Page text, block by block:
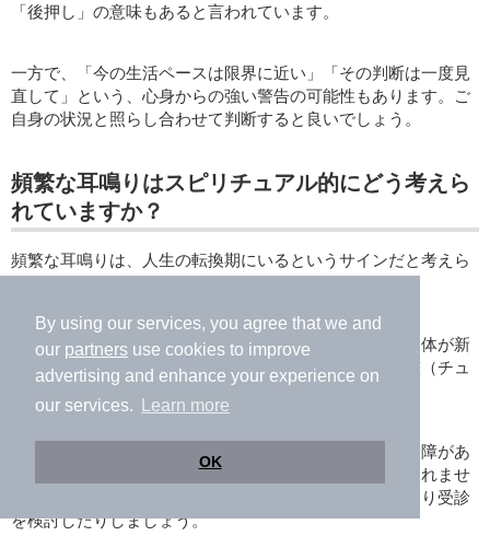
By using our services, you agree that we and
our partners use cookies to improve
advertising and enhance your experience on
our services.
Learn more
OK
「後押し」の意味もあると言われています。
一方で、「今の生活ペースは限界に近い」「その判断は一度見
直して」という、心身からの強い警告の可能性もあります。ご
自身の状況と照らし合わせて判断すると良いでしょう。
頻繁な耳鳴りはスピリチュアル的にどう考えら
れていますか？
頻繁な耳鳴りは、人生の転換期にいるというサインだと考えら
ラジオの周波数を合わせ続けているときのように、心と体が新
しい生活リズムや運気に馴染もうとして、つねに微調整（チュ
ーニング）をしている状態とも捉えられるのです。
ただし、耳鳴りがあまりにも長期間続く場合や生活に支障があ
る場合には、スピリチュアルな意味だけではないかもしれませ
ん。ストレスや聴覚疲労の可能性も疑い、休息を取ったり受診
を検討したりしましょう。